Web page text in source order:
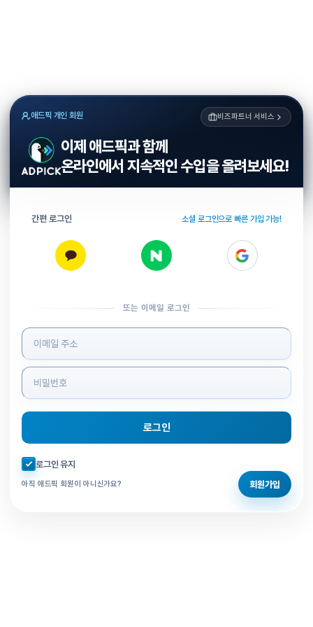
애드픽 개인 회원 비즈파트너 서비스
이제 애드픽과 함께
온라인에서 지속적인 수입을 올려보세요!
간편 로그인 소셜 로그인으로 빠른 가입 가능!
또는 이메일 로그인
로그인 정보 입력
로그인
자동로그인 체크
로그인 유지
아직 애드픽 회원이 아니신가요? 회원가입